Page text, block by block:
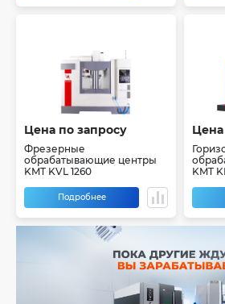
Цена по запросу
Фрезерные
обрабатывающие центры
KMT KVL 1260
Подробнее
Цена
KMT